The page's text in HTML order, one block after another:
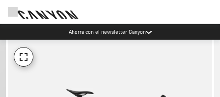
Ahorra con el newsletter Canyon